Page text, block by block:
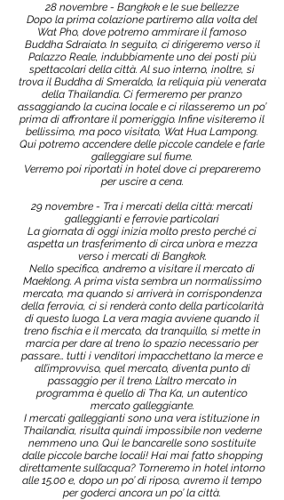
28 novembre - Bangkok e le sue bellezze
Dopo la prima colazione partiremo alla volta del
Wat Pho, dove potremo ammirare il famoso
Buddha Sdraiato. In seguito, ci dirigeremo verso il
Palazzo Reale, indubbiamente uno dei posti più
spettacolari della città. Al suo interno, inoltre, si
trova il Buddha di Smeraldo, la reliquia più venerata
della Thailandia. Ci fermeremo per pranzo
assaggiando la cucina locale e ci rilasseremo un po’
prima di affrontare il pomeriggio. Infine visiteremo il
bellissimo, ma poco visitato, Wat Hua Lampong.
Qui potremo accendere delle piccole candele e farle
galleggiare sul fiume.
Verremo poi riportati in hotel dove ci prepareremo
per uscire a cena.
29 novembre - Tra i mercati della città: mercati
galleggianti e ferrovie particolari
La giornata di oggi inizia molto presto perché ci
aspetta un trasferimento di circa un’ora e mezza
verso i mercati di Bangkok.
Nello specifico, andremo a visitare il mercato di
Maeklong. A prima vista sembra un normalissimo
mercato, ma quando si arriverà in corrispondenza
della ferrovia, ci si renderà conto della particolarità
di questo luogo. La vera magia avviene quando il
treno fischia e il mercato, da tranquillo, si mette in
marcia per dare al treno lo spazio necessario per
passare… tutti i venditori impacchettano la merce e
all’improvviso, quel mercato, diventa punto di
passaggio per il treno. L’altro mercato in
programma è quello di Tha Ka, un autentico
mercato galleggiante.
I mercati galleggianti sono una vera istituzione in
Thailandia, risulta quindi impossibile non vederne
nemmeno uno. Qui le bancarelle sono sostituite
dalle piccole barche locali! Hai mai fatto shopping
direttamente sull’acqua? Torneremo in hotel intorno
alle 15.00 e, dopo un po’ di riposo, avremo il tempo
per goderci ancora un po’ la città.